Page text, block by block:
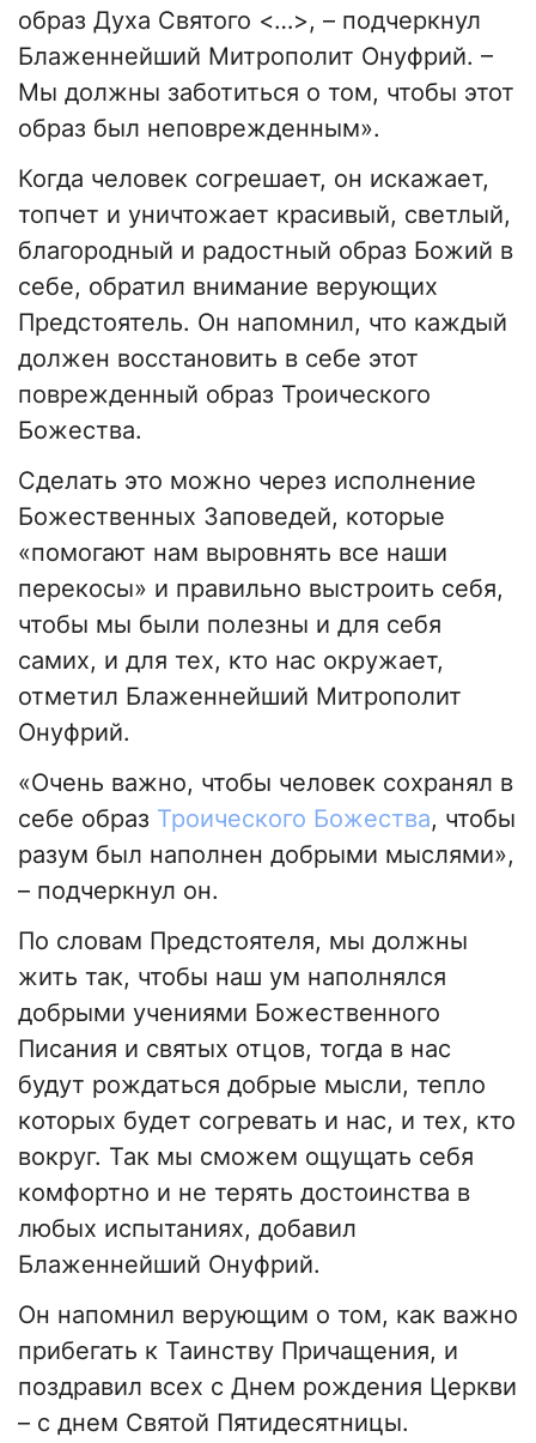
образ Духа Святого <…>, – подчеркнул
Блаженнейший Митрополит Онуфрий. –
Мы должны заботиться о том, чтобы этот
образ был неповрежденным».
Когда человек согрешает, он искажает,
топчет и уничтожает красивый, светлый,
благородный и радостный образ Божий в
себе, обратил внимание верующих
Предстоятель. Он напомнил, что каждый
должен восстановить в себе этот
поврежденный образ Троического
Божества.
Сделать это можно через исполнение
Божественных Заповедей, которые
«помогают нам выровнять все наши
перекосы» и правильно выстроить себя,
чтобы мы были полезны и для себя
самих, и для тех, кто нас окружает,
отметил Блаженнейший Митрополит
Онуфрий.
«Очень важно, чтобы человек сохранял в
себе образ Троического Божества, чтобы
разум был наполнен добрыми мыслями»,
– подчеркнул он.
По словам Предстоятеля, мы должны
жить так, чтобы наш ум наполнялся
добрыми учениями Божественного
Писания и святых отцов, тогда в нас
будут рождаться добрые мысли, тепло
которых будет согревать и нас, и тех, кто
вокруг. Так мы сможем ощущать себя
комфортно и не терять достоинства в
любых испытаниях, добавил
Блаженнейший Онуфрий.
Он напомнил верующим о том, как важно
прибегать к Таинству Причащения, и
поздравил всех с Днем рождения Церкви
– с днем Святой Пятидесятницы.